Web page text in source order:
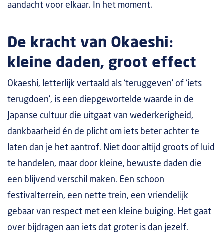
aandacht voor elkaar. In het moment.
De kracht van Okaeshi:
kleine daden, groot effect
Okaeshi, letterlijk vertaald als ‘teruggeven’ of ‘iets
terugdoen’, is een diepgewortelde waarde in de
Japanse cultuur die uitgaat van wederkerigheid,
dankbaarheid én de plicht om iets beter achter te
laten dan je het aantrof. Niet door altijd groots of luid
te handelen, maar door kleine, bewuste daden die
een blijvend verschil maken. Een schoon
festivalterrein, een nette trein, een vriendelijk
gebaar van respect met een kleine buiging. Het gaat
over bijdragen aan iets dat groter is dan jezelf.